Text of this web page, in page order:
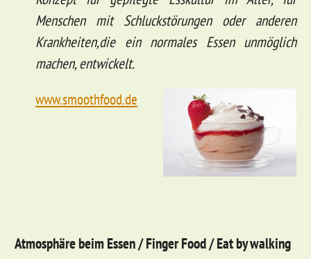
Menschen mit Schluckstörungen oder anderen
Krankheiten,die ein normales Essen unmöglich
machen, entwickelt.
www.smoothfood.de
Atmosphäre beim Essen / Finger Food / Eat by walking